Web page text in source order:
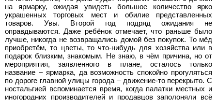
на ярмарку, ожидая увидеть большое количество ярко
украшенных торговых мест и обилие представленных
товаров. Увы. Второй год подряд ожидания не
оправдываются.Даже ребёнок отмечает, что раньше было
лучше, никогда не возвращались домой без покупок. То мёд
приобретём, то цветы, то что-нибудь для хозяйства или в
подарок близким, знакомым. Не знаю, в чём причина, но от
мероприятия, заявленного в плане, осталось только
название – ярмарка, да возможность спокойно прогуляться
по дороге главной улицы города – движение-то перекрыто. С
ностальгией вспоминается время, когда палатки местных и
иногородних производителей и продавцов заполоняли всё